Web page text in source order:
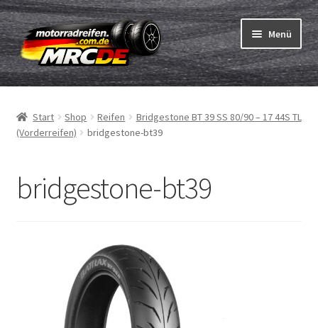
Zur
Navigation
springen
Zum
Inhalt
springen
Menü
Reifen
Schläuche
ABC
Start Shop Reifen
Bridgestone BT 39 SS 80/90 – 17 44S TL
(Vorderreifen)
bridgestone-bt39
bridgestone-bt39